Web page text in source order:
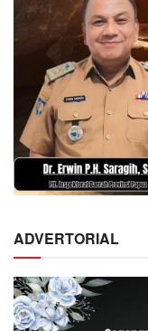
ADVERTORIAL